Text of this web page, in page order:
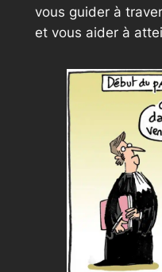
vous guider à
et vous aider à